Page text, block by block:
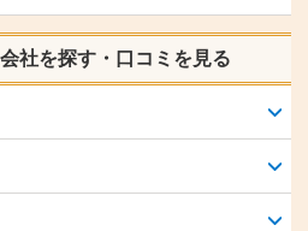
社を探す・口コミを見る